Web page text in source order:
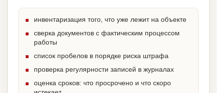
инвентаризация того, что уже лежит на объекте
сверка документов с фактическим процессом
работы
список пробелов в порядке риска штрафа
проверка регулярности записей в журналах
оценка сроков: что просрочено и что скоро